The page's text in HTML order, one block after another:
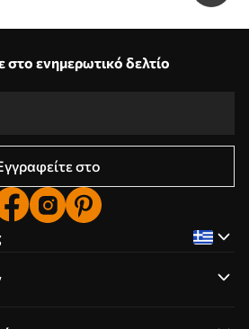
στο ενημερωτικό δελτίο
στο